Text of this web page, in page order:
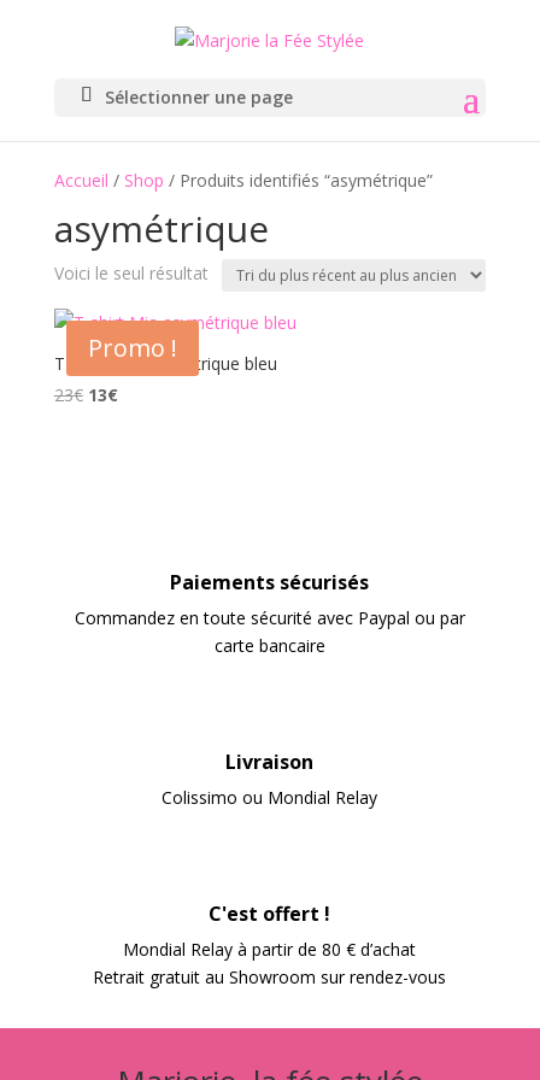
Sélectionner une page
Accueil / Shop / Produits identifiés “asymétrique”
asymétrique
Voici le seul résultat
Promo !
T-shirt Mia asymétrique bleu
23€ Le
13€Le
Paiements sécurisés
Commandez en toute sécurité avec Paypal ou par
carte bancaire
Livraison
Colissimo ou Mondial Relay
C'est offert !
Mondial Relay à partir de 80 € d’achat
Retrait gratuit au Showroom sur rendez-vous